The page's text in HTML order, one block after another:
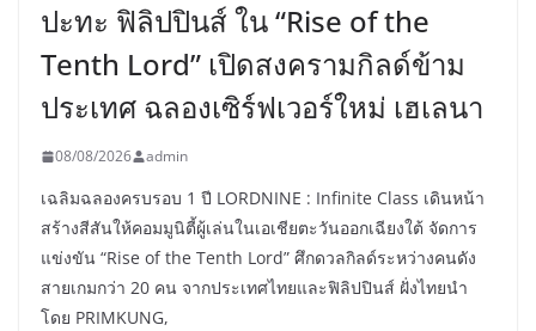
ปะทะ ฟิลิปปินส์ ใน “Rise of the
Tenth Lord” เปิดสงครามกิลด์ข้าม
ประเทศ ฉลองเซิร์ฟเวอร์ใหม่ เฮเลนา
08/08/2026 admin
เฉลิมฉลองครบรอบ 1 ปี LORDNINE : Infinite Class เดินหน้า
สร้างสีสันให้คอมมูนิตี้ผู้เล่นในเอเชียตะวันออกเฉียงใต้ จัดการ
แข่งขัน “Rise of the Tenth Lord” ศึกดวลกิลด์ระหว่างคนดัง
สายเกมกว่า 20 คน จากประเทศไทยและฟิลิปปินส์ ฝั่งไทยนำ
โดย PRIMKUNG,